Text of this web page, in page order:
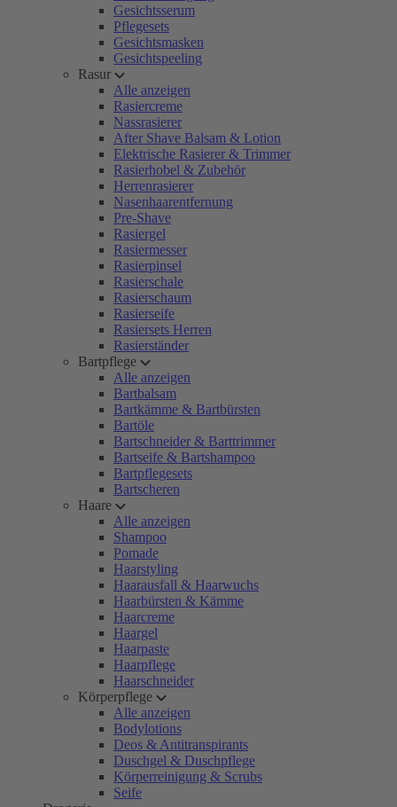
Gesichtsserum
Pflegesets
Gesichtsmasken
Gesichtspeeling
Rasur
Alle anzeigen
Rasiercreme
Nassrasierer
After Shave Balsam & Lotion
Elektrische Rasierer & Trimmer
Rasierhobel & Zubehör
Herrenrasierer
Nasenhaarentfernung
Pre-Shave
Rasiergel
Rasiermesser
Rasierpinsel
Rasierschale
Rasierschaum
Rasierseife
Rasiersets Herren
Rasierständer
Bartpflege
Alle anzeigen
Bartbalsam
Bartkämme & Bartbürsten
Bartöle
Bartschneider & Barttrimmer
Bartseife & Bartshampoo
Bartpflegesets
Bartscheren
Haare
Alle anzeigen
Shampoo
Pomade
Haarstyling
Haarausfall & Haarwuchs
Haarbürsten & Kämme
Haarcreme
Haargel
Haarpaste
Haarpflege
Haarschneider
Körperpflege
Alle anzeigen
Bodylotions
Deos & Antitranspirants
Duschgel & Duschpflege
Körperreinigung & Scrubs
Seife